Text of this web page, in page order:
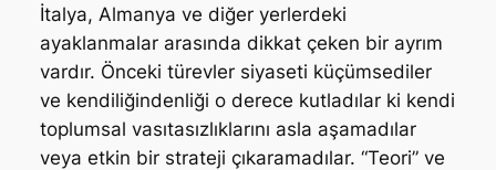
İtalya, Almanya ve diğer yerlerdeki
ayaklanmalar arasında dikkat çeken bir ayrım
vardır. Önceki türevler siyaseti küçümsediler
ve kendiliğindenliği o derece kutladılar ki kendi
toplumsal vasıtasızlıklarını asla aşamadılar
veya etkin bir strateji çıkaramadılar. “Teori” ve